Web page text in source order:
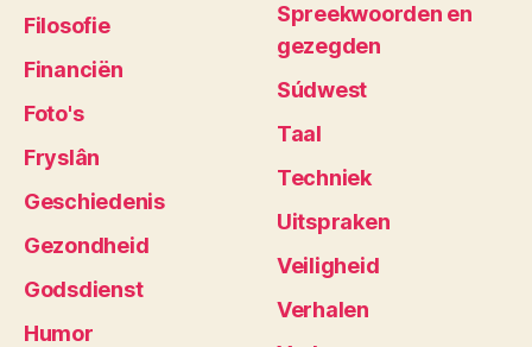
Filosofie
Financiën
Foto's
Fryslân
Geschiedenis
Gezondheid
Godsdienst
Humor
Spreekwoorden en
gezegden
Súdwest
Taal
Techniek
Uitspraken
Veiligheid
Verhalen